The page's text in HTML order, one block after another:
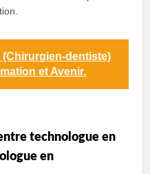
(Chirurgien-dentiste)
et Avenir.
technologue en
en